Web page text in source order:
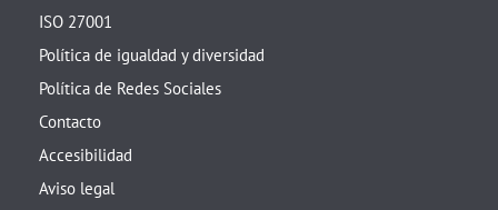
ISO 27001
Política de igualdad y diversidad
Política de Redes Sociales
Contacto
Accesibilidad
Aviso legal